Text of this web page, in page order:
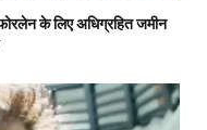
के लिए अधिग्रहित जमीन